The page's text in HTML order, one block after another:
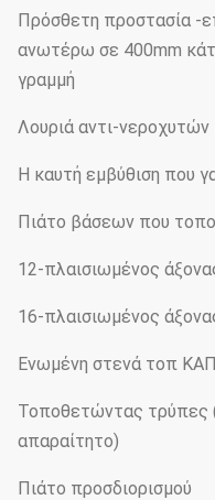
Πρόσθετη προστασία -
ανωτέρω σε 400mm
γραμμή
Λουριά αντι-νεροχυτών
Η καυτή εμβύθιση που
Πιάτο βάσεων που
12-πλαισιωμένος
16-πλαισιωμένος
Ενωμένη στενά τοπ ΚΑΠ
Τοποθετώντας τρύπες
απαραίτητο)
Πιάτο προσδιορισμού